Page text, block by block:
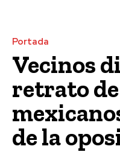
Portada
Vecinos
retrato
de la